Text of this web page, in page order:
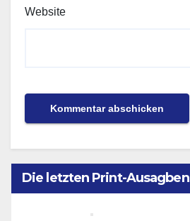
Website
Die letzten Print-Ausagben